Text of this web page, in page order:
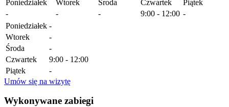
Poniedziałek Wtorek Środa Czwartek
Piątek
-
- - 9:00 - 12:00 -
Poniedziałek -
Wtorek
-
Środa
-
Czwartek
9:00 - 12:00
Piątek
-
Umów się na wizytę
Wykonywane zabiegi